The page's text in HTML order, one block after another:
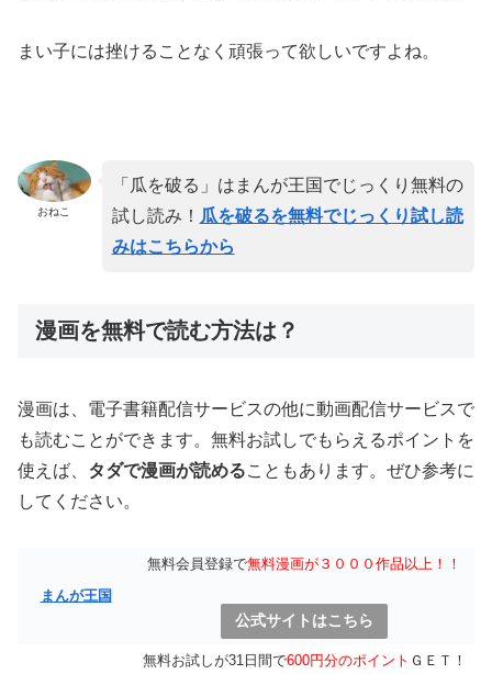
まい子には挫けることなく頑張って欲しいですよね。
おねこ
「瓜を破る」はまんが王国でじっくり無料の
試し読み！ 瓜を破るを無料でじっくり試し読
みはこちらから
漫画を無料で読む方法は？
漫画は、電子書籍配信サービスの他に動画配信サービスで
も読むことができます。無料お試しでもらえるポイントを
使えば、 タダで漫画が読めることもあります。ぜひ参考に
してください。
まんが王国
無料会員登録で無料漫画が３０００作品以上！！
公式サイトはこちら
無料お試しが31日間で600円分のポイント ＧＥＴ！